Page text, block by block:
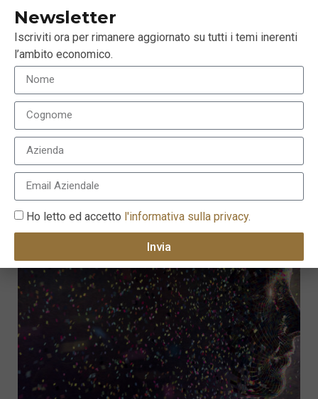
USA: spuntano i primi germogli di ripresa
economica?
11 Giugno 2020
Newsletter
Iscriviti ora per rimanere aggiornato su tutti i temi inerenti
l’ambito economico.
Ho letto ed accetto l'informativa sulla privacy.
Invia